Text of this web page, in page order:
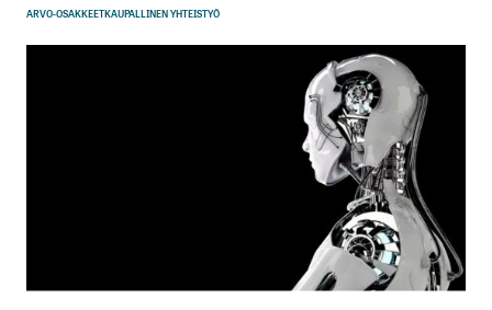
ARVO-OSAKKEETKAUPALLINEN YHTEISTYÖ